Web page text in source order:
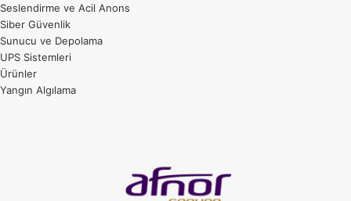
Seslendirme ve Acil Anons
Siber Güvenlik
Sunucu ve Depolama
UPS Sistemleri
Ürünler
Yangın Algılama